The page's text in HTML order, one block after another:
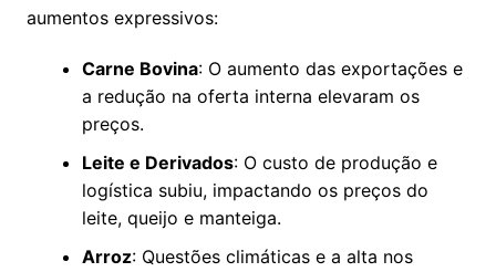
aumentos expressivos:
Carne Bovina: O aumento das exportações e
a redução na oferta interna elevaram os
preços.
Leite e Derivados: O custo de produção e
logística subiu, impactando os preços do
leite, queijo e manteiga.
Arroz: Questões climáticas e a alta nos